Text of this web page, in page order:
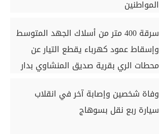
المواطنين
سرقة 400 متر من أسلاك الجهد المتوسط
وإسقاط عمود كهرباء يقطع التيار عن
محطات الري بقرية صديق المنشاوي بدار
وفاة شخصين وإصابة آخر في انقلاب
سيارة ربع نقل بسوهاج